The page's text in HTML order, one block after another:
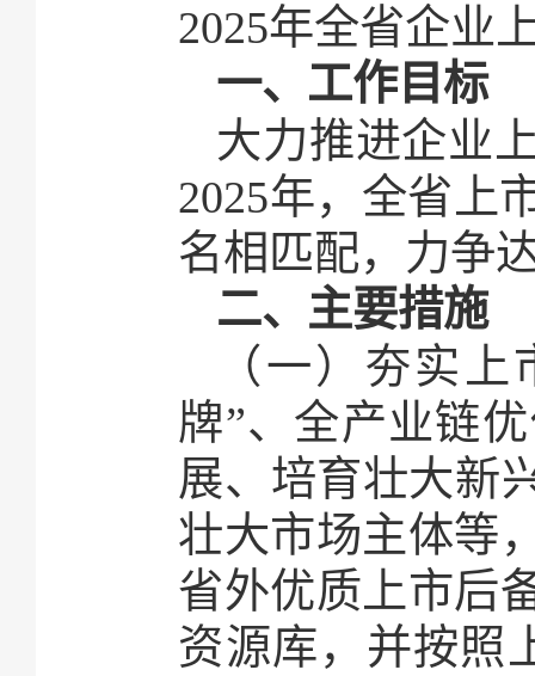
2025年全省企业
一、工作目标
大力推进企业
2025年，全省上
名相匹配，力争
二、主要措施
（一）夯实
牌”、全产业链
展、培育壮大新
壮大市场主体等
省外优质上市后
资源库，并按照